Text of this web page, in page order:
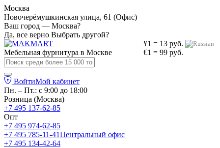
Москва
Новочерёмушкинская улица, 61 (Офис)
Ваш город — Москва?
Да, все верно Выбрать другой?
¥1 = 13 руб.
€1 = 99 руб.
Мебельная фурнитура в Москве
ВойтиМой кабинет
Пн. – Пт.: с 9:00 до 18:00
Розница (Москва)
+7 495 137-62-85
Опт
+7 495 974-62-85
+7 495 785-11-41Центральный офис
+7 495 134-42-64